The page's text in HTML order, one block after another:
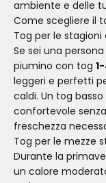
ambiente e delle
Come scegliere il
Tog per le stagioni
Se sei una
piumino con tog
leggeri e perfetti
caldi. Un tog
confortevole
freschezza
Tog per le mezze
Durante la
un calore